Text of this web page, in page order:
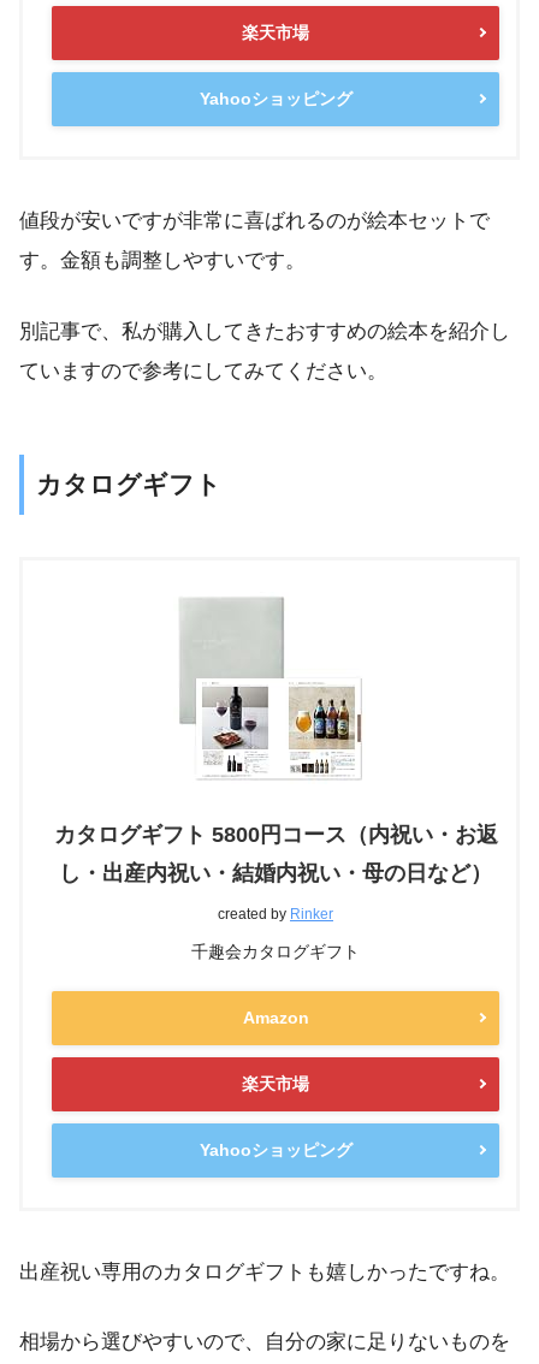
楽天市場
Yahooショッピング
値段が安いですが非常に喜ばれるのが絵本セットで
す。金額も調整しやすいです。
別記事で、私が購入してきたおすすめの絵本を紹介し
ていますので参考にしてみてください。
カタログギフト
カタログギフト 5800円コース（内祝い・お返
し・出産内祝い・結婚内祝い・母の日など）
created by Rinker
千趣会カタログギフト
Amazon
楽天市場
Yahooショッピング
出産祝い専用のカタログギフトも嬉しかったですね。
相場から選びやすいので、自分の家に足りないものを